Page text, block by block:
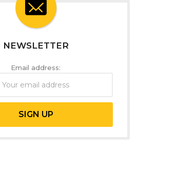
NEWSLETTER
Email address: